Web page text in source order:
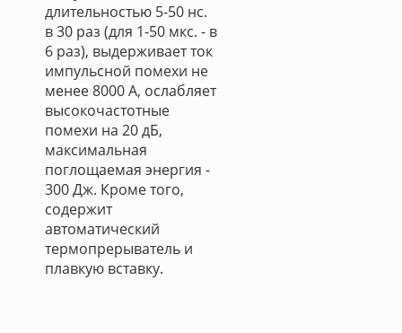
длительностью 5-50 нс.
в 30 раз (для 1-50 мкс. - в
6 раз), выдерживает ток
импульсной помехи не
менее 8000 А, ослабляет
высокочастотные
помехи на 20 дБ,
максимальная
поглощаемая энергия -
300 Дж. Кроме того,
содержит
автоматический
термопрерыватель и
плавкую вставку.